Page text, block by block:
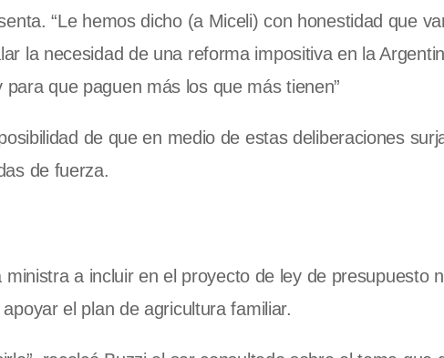
“Le hemos dicho (a Miceli) con honestidad que
la necesidad de una reforma impositiva en la
que paguen más los que más tienen”
de que en medio de estas deliberaciones
de fuerza.
a incluir en el proyecto de ley de presupuesto
el plan de agricultura familiar.